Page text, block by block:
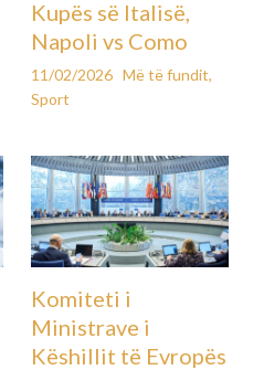
Kupës së Italisë,
Napoli vs Como
11/02/2026 Më të fundit,
Sport
Komiteti i
Ministrave i
Këshillit të Evropës